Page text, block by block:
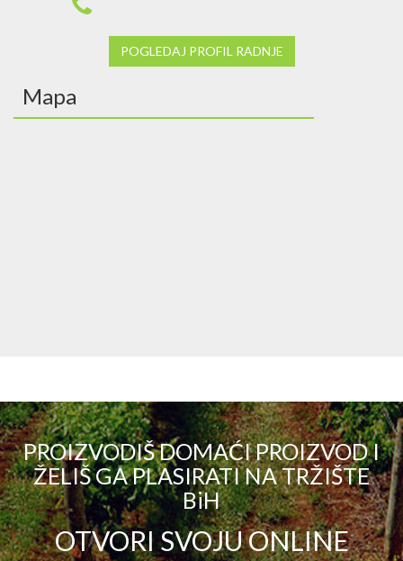
POGLEDAJ PROFIL RADNJE
Mapa
PROIZVODIŠ DOMAĆI PROIZVOD I
ŽELIŠ GA PLASIRATI NA TRŽIŠTE
BiH
OTVORI SVOJU ONLINE